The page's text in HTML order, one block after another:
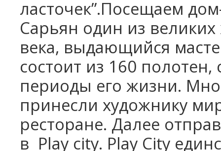
ласточек”.Посещаем
Сарьян один из
века, выдающийся
состоит из 160
периоды его жизни.
принесли художнику
ресторане. Далее
в Play city. Play City